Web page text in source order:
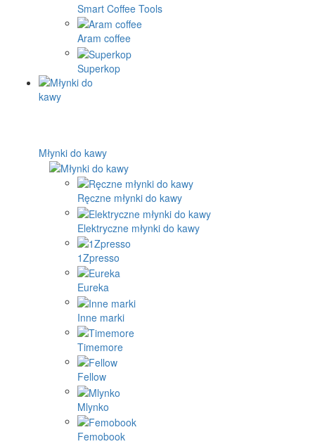
Smart Coffee Tools
Aram coffee
Superkop
Młynki do kawy
Ręczne młynki do kawy
Elektryczne młynki do kawy
1Zpresso
Eureka
Inne marki
Timemore
Fellow
Mlynko
Femobook